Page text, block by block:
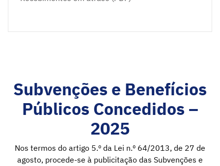
Subvenções e Benefícios
Públicos Concedidos –
2025
Nos termos do artigo 5.º da Lei n.º 64/2013, de 27 de
agosto, procede-se à publicitação das Subvenções e